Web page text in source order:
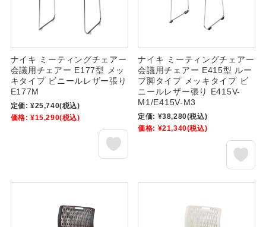
ナイキ ミーティングチェアー
会議用チェアー E177型 メッ
キタイプ ビニールレザー張り
E177M
定価: ¥25,740(税込)
価格: ¥15,290(税込)
ナイキ ミーティングチェアー
会議用チェアー E415型 ルー
プ脚タイプ メッキタイプ ビ
ニールレザー張り E415V-
M1/E415V-M3
定価: ¥38,280(税込)
価格: ¥21,340(税込)